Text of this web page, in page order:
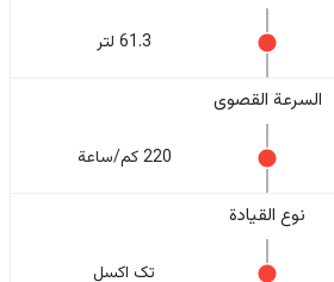
61.3 لتر
السرعة القصوى
220 كم/ساعة
نوع القيادة
تک اکسل